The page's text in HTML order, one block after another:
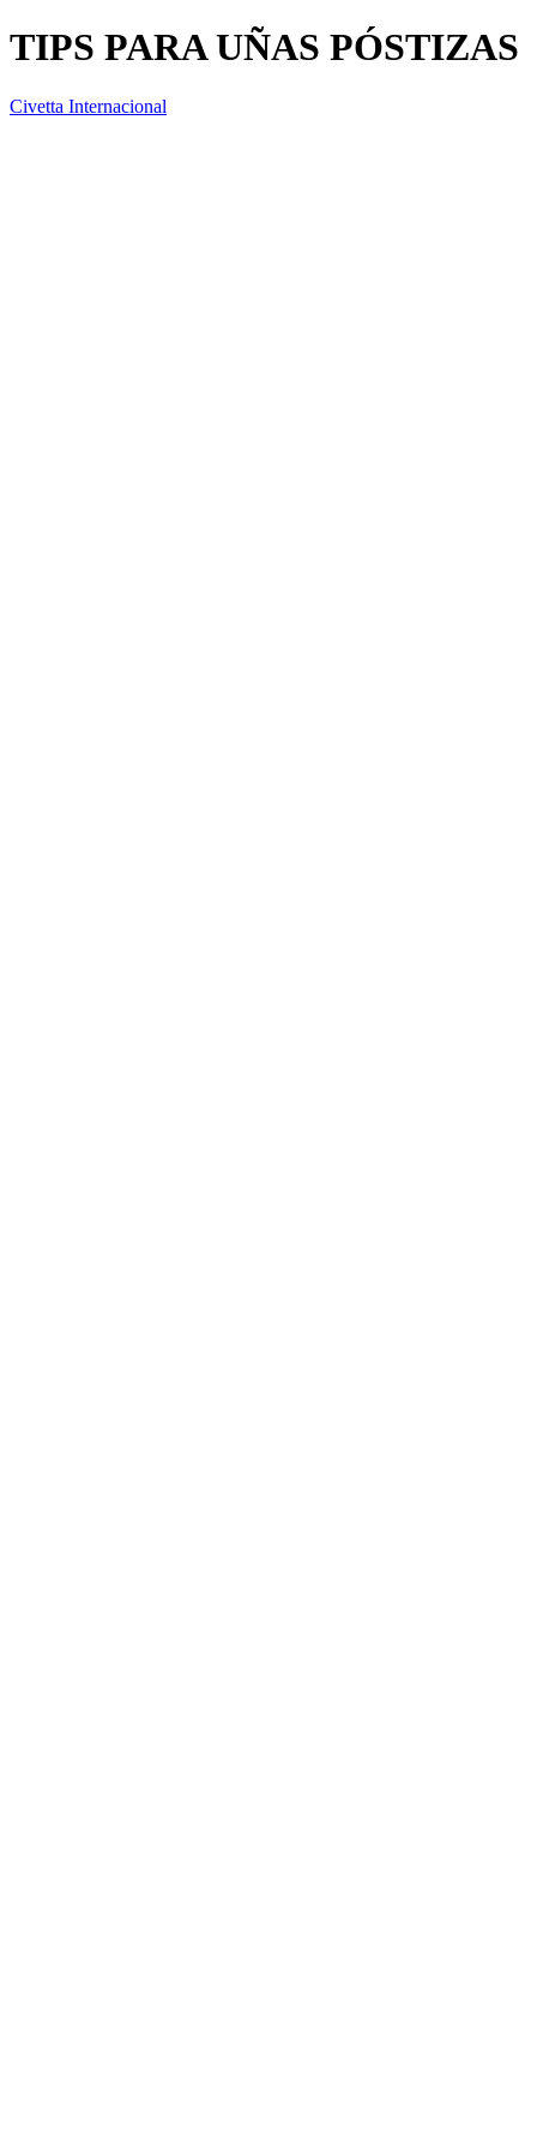
TIPS PARA UÑAS PÓSTIZAS
Civetta Internacional